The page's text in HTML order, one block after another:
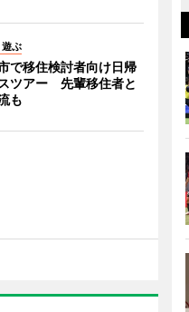
遊ぶ
で移住検討者向け日帰
ツアー 先輩移住者と
も